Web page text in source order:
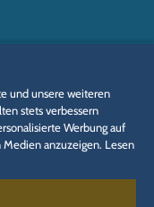
und unsere weiteren
stets verbessern
Werbung auf
anzuzeigen. Lesen